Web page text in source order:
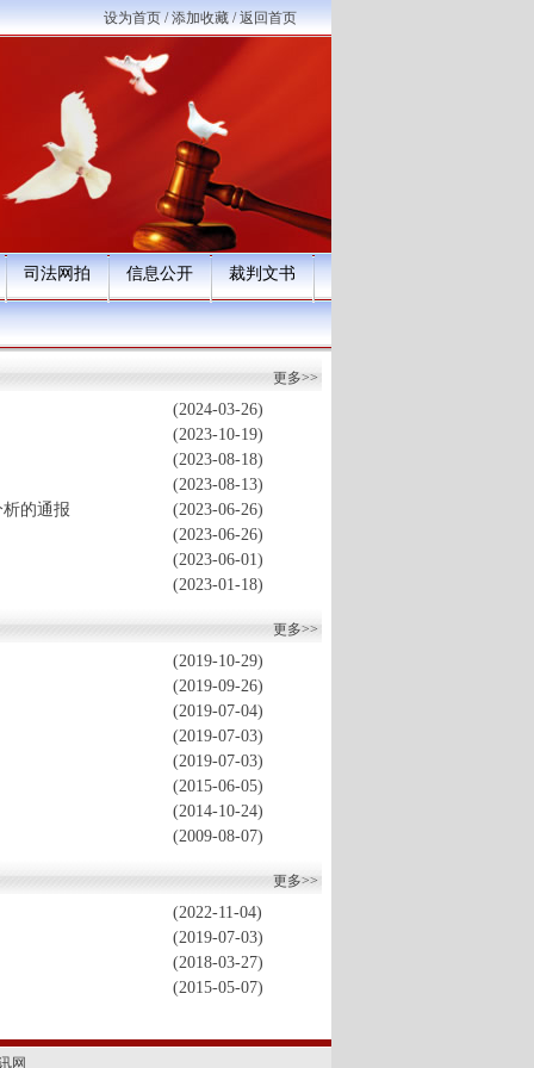
设为首页/添加收藏/返回首页
司法网拍 信息公开 裁判文书
更多>>
(2024-03-26)
(2023-10-19)
(2023-08-18)
(2023-08-13)
的通报
(2023-06-26)
(2023-06-26)
(2023-06-01)
(2023-01-18)
更多>>
(2019-10-29)
(2019-09-26)
(2019-07-04)
(2019-07-03)
(2019-07-03)
(2015-06-05)
(2014-10-24)
(2009-08-07)
更多>>
(2022-11-04)
(2019-07-03)
(2018-03-27)
(2015-05-07)
网